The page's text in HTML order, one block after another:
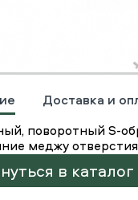
Доставка и
поворотный S-
меджу
в каталог